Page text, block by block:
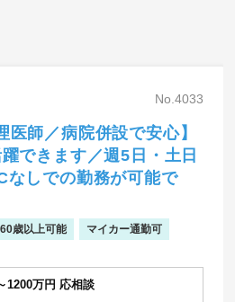
No.4033
医師／病院併設で安心】
できます／週5日・土日
なしでの勤務が可能で
60歳以上可能 マイカー通勤可
1000万円～1200万円 応相談